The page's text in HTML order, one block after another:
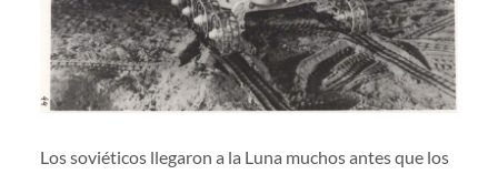
Los soviéticos llegaron a la Luna muchos antes que los